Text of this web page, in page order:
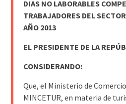
DIAS NO LABORABLES
TRABAJADORES DEL
AÑO 2013
EL PRESIDENTE DE LA
CONSIDERANDO:
Que, el Ministerio de
MINCETUR, en materia de